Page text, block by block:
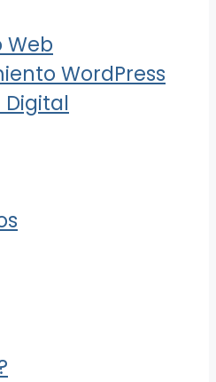
Web
WordPress